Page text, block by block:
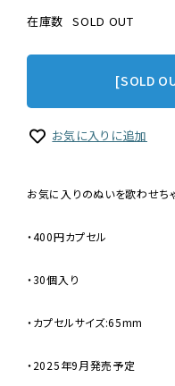
在庫数 SOLD OUT
[SOLD
お気に入りに追加
お気に入りのぬいを歌わせち
・400円カプセル
・30個入り
・カプセルサイズ:65mm
・2025年9月発売予定